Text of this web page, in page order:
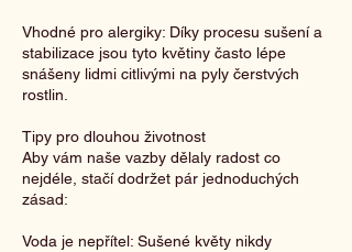
Vhodné pro alergiky: Díky procesu sušení a
stabilizace jsou tyto květiny často lépe
snášeny lidmi citlivými na pyly čerstvých
rostlin.
Tipy pro dlouhou životnost
Aby vám naše vazby dělaly radost co
nejdéle, stačí dodržet pár jednoduchých
zásad:
Voda je nepřítel: Sušené květy nikdy